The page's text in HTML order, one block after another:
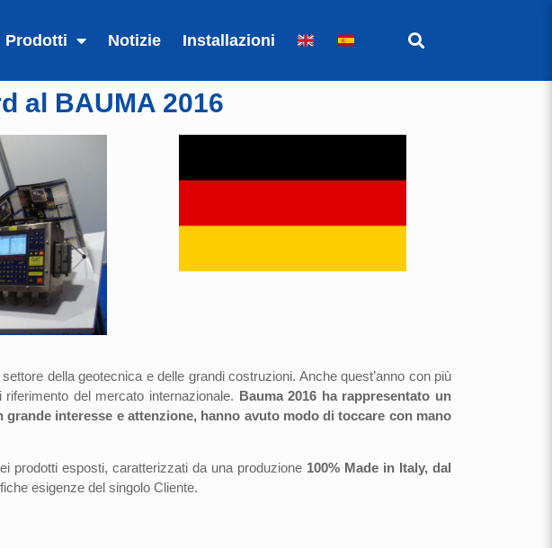
Prodotti Notizie Installazioni
al BAUMA 2016
della geotecnica e delle grandi costruzioni. Anche quest’anno con più
del mercato internazionale. Bauma 2016 ha rappresentato un
interesse e attenzione, hanno avuto modo di toccare con mano
prodotti esposti, caratterizzati da una produzione 100% Made in Italy, dal
esigenze del singolo Cliente.